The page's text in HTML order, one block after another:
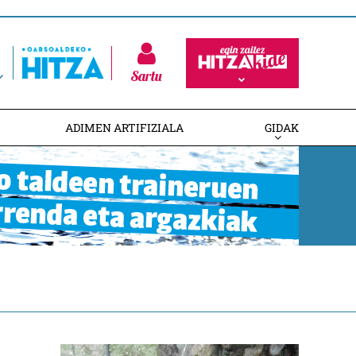
Sartu
ADIMEN ARTIFIZIALA GIDAK